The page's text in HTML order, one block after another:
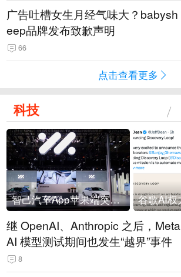
广告吐槽女生月经气味大？babysh
eep品牌发布致歉声明
66
点击查看更多
科技
智己汽车App苹果端突然“下架”
继 OpenAI、Anthropic 之后，Meta
AI 模型测试期间也发生“越界”事件
8